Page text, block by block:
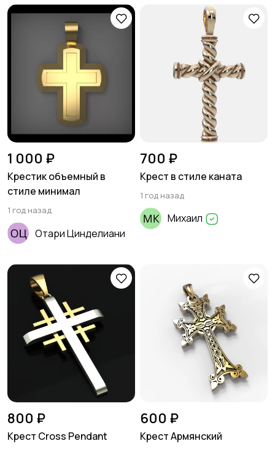
1 000 ₽
Крестик объемный в
стиле минимал
1 год назад
Отари Цинделиани
700 ₽
Крест в стиле каната
1 год назад
Михаил
800 ₽
Крест Cross Pendant
600 ₽
Крест Армянский